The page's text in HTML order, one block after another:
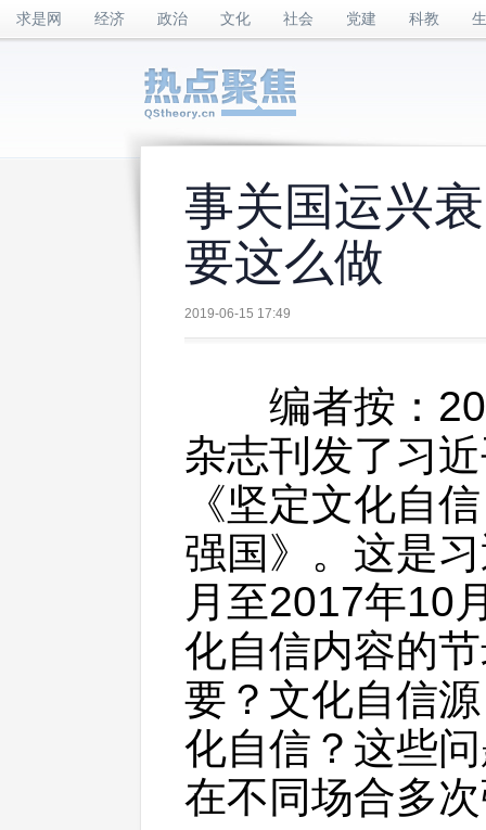
求是网 经济 政治 文化 社会 党建 科教
事关国运兴
要这么做
2019-06-15 17:49
编者按：
杂志刊发了习
《坚定文化自
强国》。这是
月至2017年10
化自信内容的
要？文化自信
化自信？这些
在不同场合多